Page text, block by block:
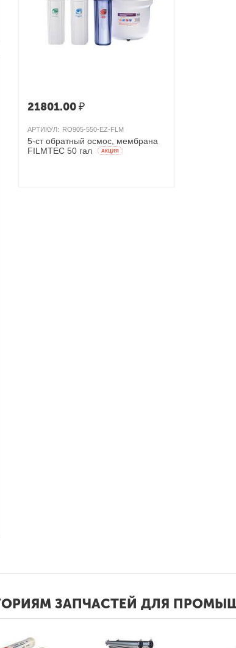
21801.00₽
АРТИКУЛ: RO905-550-EZ-FLM
5-ст обратный осмос, мембрана
FILMTEC 50 гал
AКЦИЯ
ЗАПЧАСТЕЙ ДЛЯ